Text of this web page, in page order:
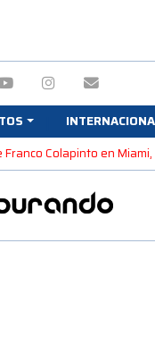
Colapinto en